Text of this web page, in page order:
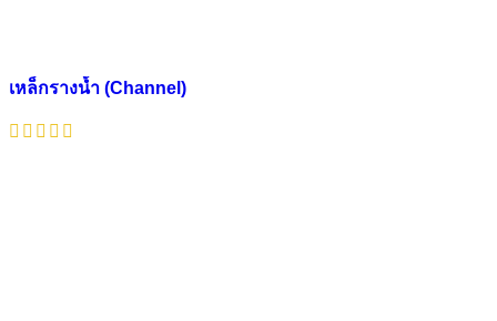
เหล็กรางน้ำ (Channel)